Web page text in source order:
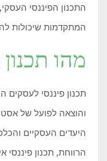
התכנון הפיננסי
המתקדמות שיכולות
מהו
תכנון פיננסי לעסקים
והוצאה לפועל של
היעדים העסקיים
הרווחת, תכנון